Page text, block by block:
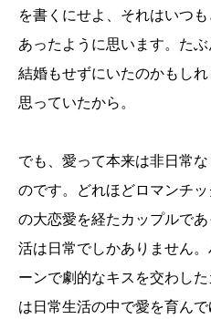
を書くにせよ、それはいつ
あったように思います。た
結婚もせずにいたのかもし
思っていたから。
でも、愛って本来は非日常
のです。どれほどロマンチ
の大恋愛を経たカップルで
活は日常でしかありません
ーンで劇的なキスを交わし
は日常生活の中で愛を育んで